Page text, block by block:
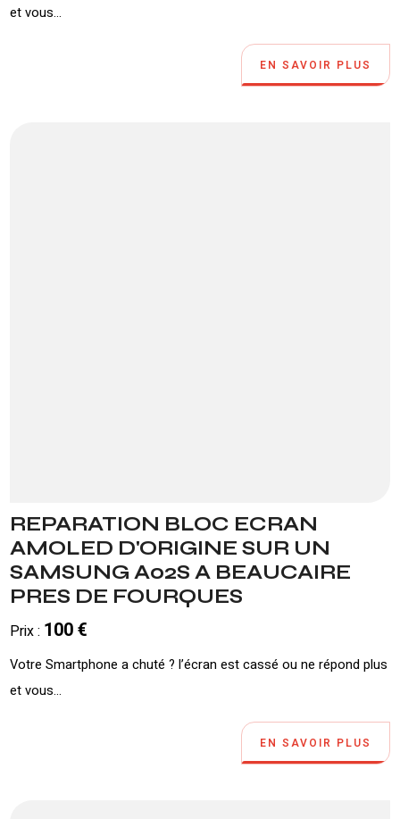
et vous...
EN SAVOIR PLUS
REPARATION BLOC ECRAN
AMOLED D'ORIGINE SUR UN
SAMSUNG A02S A BEAUCAIRE
PRES DE FOURQUES
Prix : 100 €
Votre Smartphone a chuté ? l’écran est cassé ou ne répond plus
et vous...
EN SAVOIR PLUS